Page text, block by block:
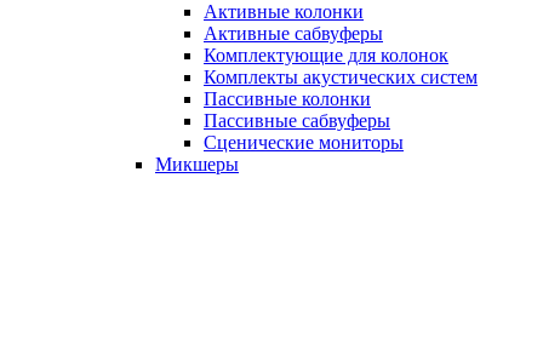
Активные колонки
Активные сабвуферы
Комплектующие для колонок
Комплекты акустических систем
Пассивные колонки
Пассивные сабвуферы
Сценические мониторы
Микшеры